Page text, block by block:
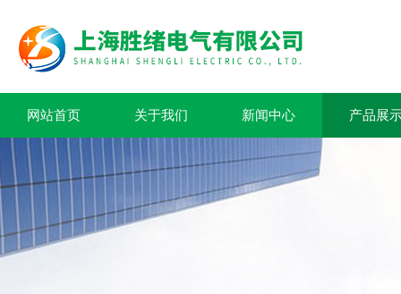
网站首页 关于我们 新闻中心 产品展